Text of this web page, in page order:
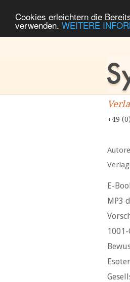
Cookies erleichtern die
verwenden. WEITERE
+49
E-
MP3